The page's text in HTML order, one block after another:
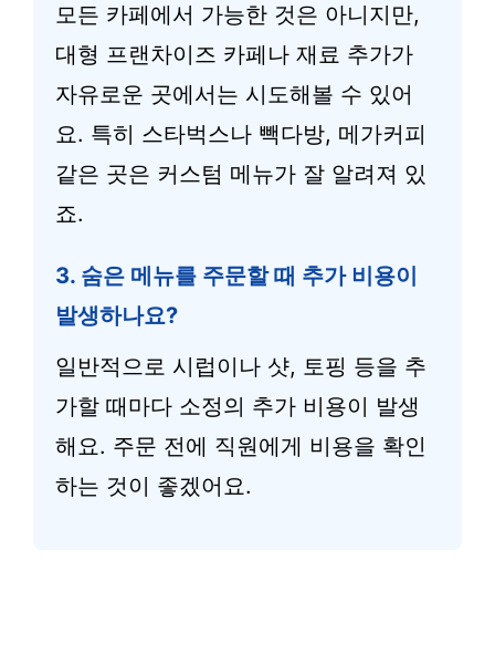
모든 카페에서 가능한 것은 아니지만,
대형 프랜차이즈 카페나 재료 추가가
자유로운 곳에서는 시도해볼 수 있어
요. 특히 스타벅스나 빽다방, 메가커피
같은 곳은 커스텀 메뉴가 잘 알려져 있
죠.
3. 숨은 메뉴를 주문할 때 추가 비용이
발생하나요?
일반적으로 시럽이나 샷, 토핑 등을 추
가할 때마다 소정의 추가 비용이 발생
해요. 주문 전에 직원에게 비용을 확인
하는 것이 좋겠어요.